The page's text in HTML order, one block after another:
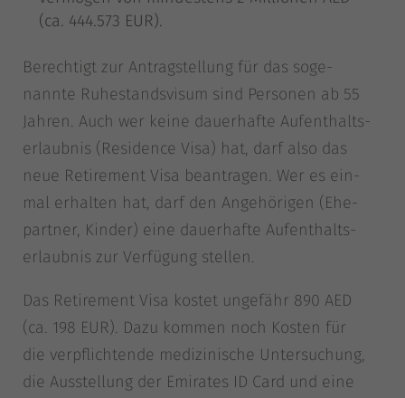
(ca. 444.573 EUR).
Berech­tigt zur Antrag­stel­lung für das soge­
nann­te Ruhe­stands­vi­sum sind Per­so­nen ab 55
Jah­ren. Auch wer kei­ne dau­er­haf­te Auf­ent­halts­
er­laub­nis (Resi­dence Visa) hat, darf also das
neue Reti­re­ment Visa bean­tra­gen. Wer es ein­
mal erhal­ten hat, darf den Ange­hö­ri­gen (Ehe­
part­ner, Kin­der) eine dau­er­haf­te Auf­ent­halts­
er­laub­nis zur Ver­fü­gung stellen.
Das Reti­re­ment Visa kos­tet unge­fähr 890 AED
(ca. 198 EUR). Dazu kom­men noch Kos­ten für
die ver­pflich­ten­de medi­zi­ni­sche Unter­su­chung,
die Aus­stel­lung der Emi­ra­tes ID Card und eine